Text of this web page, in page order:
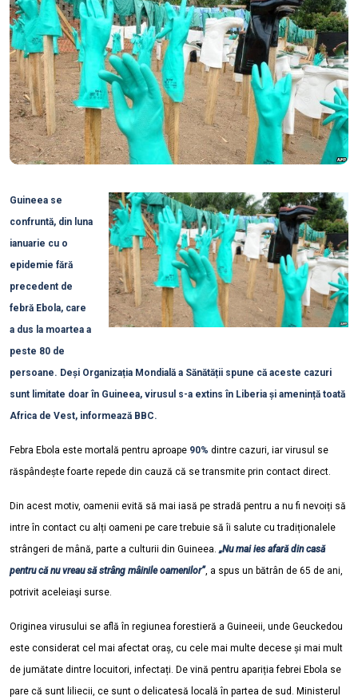
Guineea se
confruntă, din luna
ianuarie cu o
epidemie fără
precedent de
febră Ebola, care
a dus la moartea a
peste 80 de
persoane. Deși Organizația Mondială a Sănătății spune că aceste cazuri
sunt limitate doar în Guineea, virusul s-a extins în Liberia și amenință toată
Africa de Vest, informează BBC.
Febra Ebola este mortală pentru aproape 90% dintre cazuri, iar virusul se
răspândește foarte repede din cauză că se transmite prin contact direct.
Din acest motiv, oamenii evită să mai iasă pe stradă pentru a nu fi nevoiți să
intre în contact cu alți oameni pe care trebuie să îi salute cu tradiționalele
strângeri de mână, parte a culturii din Guineea. „Nu mai ies afară din casă
pentru că nu vreau să strâng mâinile oamenilor”, a spus un bătrân de 65 de ani,
potrivit aceleiaşi surse.
Originea virusului se află în regiunea forestieră a Guineeii, unde Geuckedou
este considerat cel mai afectat oraș, cu cele mai multe decese și mai mult
de jumătate dintre locuitori, infectați. De vină pentru apariția febrei Ebola se
pare că sunt liliecii, ce sunt o delicatesă locală în partea de sud. Ministerul